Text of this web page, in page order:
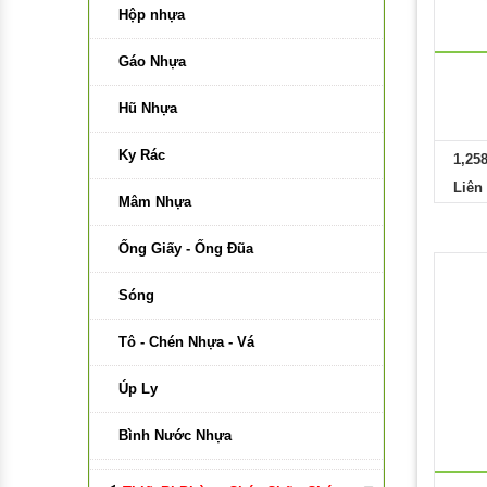
Bảng Di Động Trắng
Bảng Di Động Hai Mặt Xanh
Phụ Kiện Bảng
Bảng Có Bánh Xe
Bảng Di Động Xanh
Bảng Kính Từ
Vật Liệu Làm Bảng
Keo Làm Bảng
Vải Làm Bảng
Gỗ Làm Bảng
Nhựa Làm Bảng
Hộp nhựa
Gáo Nhựa
Hũ Nhựa
Ky Rác
Mâm Nhựa
Ống Giấy - Ống Đũa
Sóng
Tô - Chén Nhựa - Vá
Úp Ly
Bình Nước Nhựa
Lồng Bàn Nhựa
Liên